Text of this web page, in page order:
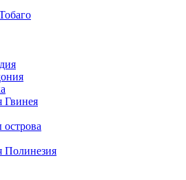
Гвинея
Полинезия